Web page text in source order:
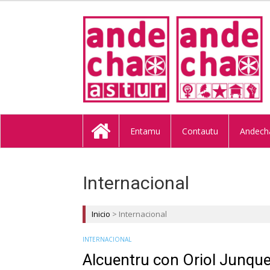
ANDECHA
Entamu Contautu
Internacional
Inicio > Internacional
INTERNACIONAL
Alcuentru con Oriol